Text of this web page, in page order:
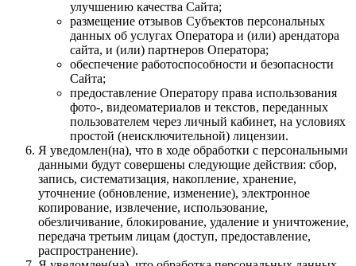
улучшению качества Сайта;
размещение отзывов Субъектов персональных
данных об услугах Оператора и (или) арендатора
сайта, и (или) партнеров Оператора;
обеспечение работоспособности и безопасности
Сайта;
предоставление Оператору права использования
фото-, видеоматериалов и текстов, переданных
пользователем через личный кабинет, на условиях
простой (неисключительной) лицензии.
Я уведомлен(на), что в ходе обработки с персональными
данными будут совершены следующие действия: сбор,
запись, систематизация, накопление, хранение,
уточнение (обновление, изменение), электронное
копирование, извлечение, использование,
обезличивание, блокирование, удаление и уничтожение,
передача третьим лицам (доступ, предоставление,
распространение).